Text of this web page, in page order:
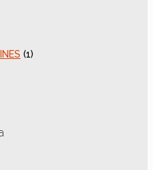
(1)